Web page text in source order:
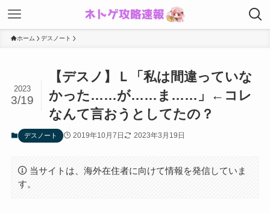
ホーム デスノート
【デスノ】Ｌ「私は間違っていな
かった……が……ま……」←コレ
なんて言おうとしてたの？
2023
3/19
デスノート 2019年10月7日 2023年3月19日
当サイトは、海外在住者に向けて情報を発信していま
す。